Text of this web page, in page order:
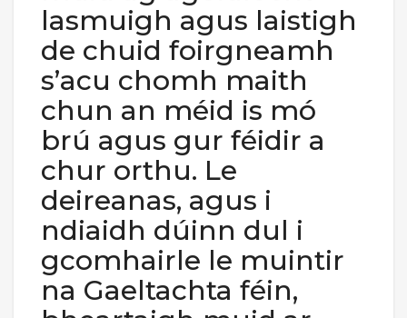
lasmuigh agus laistigh
de chuid foirgneamh
s’acu chomh maith
chun an méid is mó
brú agus gur féidir a
chur orthu. Le
deireanas, agus i
ndiaidh dúinn dul i
gcomhairle le muintir
na Gaeltachta féin,